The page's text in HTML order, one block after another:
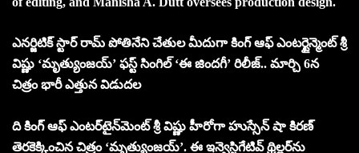
ఎనర్జిటిక్ స్టార్ రామ్ పోతినేని చేతుల మీదుగా కింగ్ ఆఫ్ ఎంటర్టైన్మెంట్ శ్రీ
విష్ణు ‘మృత్యుంజయ్’ ఫస్ట్ సింగిల్ ‘ఈ జిందగీ’ రిలీజ్.. మార్చి 6న
చిత్రం భారీ ఎత్తున విడుదల
ది కింగ్ ఆఫ్ ఎంటర్‌టైన్‌మెంట్ శ్రీ విష్ణు హీరోగా హుస్సేన్ షా కిరణ్
తెరకెక్కించిన చిత్రం ‘మృత్యుంజయ్’. ఈ ఇన్వెస్టిగేటివ్ థ్రిల్లర్‌ను